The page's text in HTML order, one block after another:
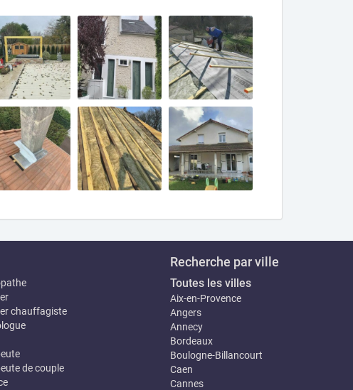
chauffagiste
de couple
Recherche par ville
Toutes les villes
Aix-en-Provence
Angers
Annecy
Bordeaux
Boulogne-Billancourt
Caen
Cannes